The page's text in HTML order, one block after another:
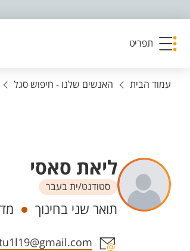
תפריט
עמוד הבית האנשים שלנו - חיפוש סגל
ליאת סאסי
סטודנט/ית בעבר
יחידות
תואר שני בחינוך
אזור צור קשר עם